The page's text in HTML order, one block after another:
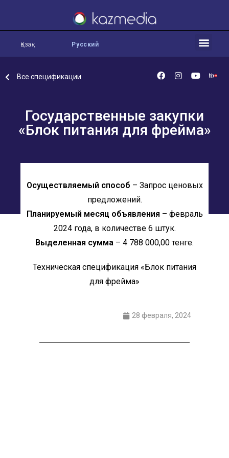
Қазақ Русский
Все спецификации
Государственные закупки
«Блок питания для фрейма»
Осуществляемый способ – Запрос ценовых
предложений.
Планируемый месяц объявления – февраль
2024 года, в количестве 6 штук.
Выделенная сумма – 4 788 000,00 тенге.
Техническая спецификация «Блок питания
для фрейма»
28 февраля, 2024